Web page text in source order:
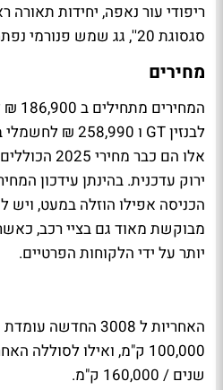
ריפודי עור נאפה, יחידות
סגסוגת 20'', גג שמש פנורמי נפתח כולל וילון חשמלי ועוד.
מחירים
לבנזיןGT ו 258,990 ₪ לחשמלי ברמת הגימור
הכניסה אפילו הוזלה במעט, ויש
מבוקשת מאוד גם בציי רכב,
יותר על ידי הלקוחות הפרטיים.
האחריות ל 3008
100,000 ק"מ, ואילו
שנים / 160,000 ק"מ.